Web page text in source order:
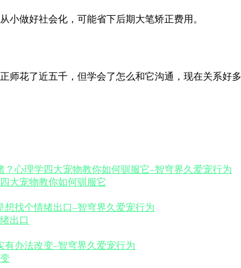
小做好社会化，可能省下后期大笔矫正费用。
师花了近五千，但学会了怎么和它沟通，现在关系好
大宠物教你如何驯服它
出口